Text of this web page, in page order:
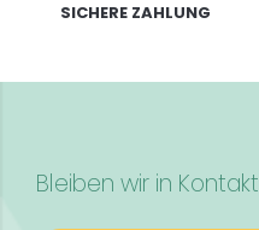
SICHERE ZAHLUNG
Bleiben wir in Kontakt